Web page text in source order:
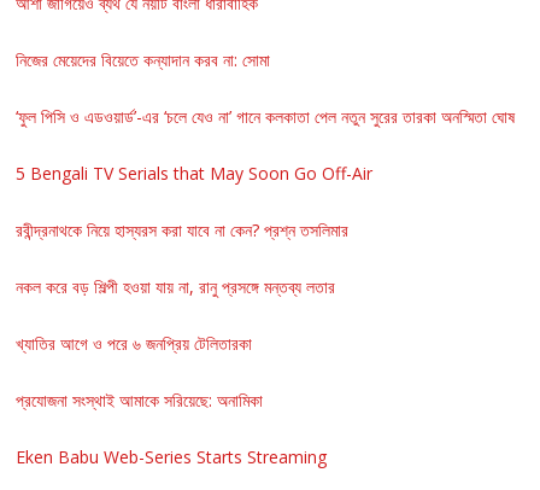
নিজের মেয়েদের বিয়েতে কন্যাদান করব না: সোমা
‘ফুল পিসি ও এডওয়ার্ড’-এর ‘চলে যেও না’ গানে কলকাতা পেল নতুন সুরের তারকা অনস্মিতা ঘোষ
5 Bengali TV Serials that May Soon Go Off-Air
রবীন্দ্রনাথকে নিয়ে হাস্যরস করা যাবে না কেন? প্রশ্ন তসলিমার
নকল করে বড় শিল্পী হওয়া যায় না, রানু প্রসঙ্গে মন্তব্য লতার
খ্যাতির আগে ও পরে ৬ জনপ্রিয় টেলিতারকা
প্রযোজনা সংস্থাই আমাকে সরিয়েছে: অনামিকা
Eken Babu Web-Series Starts Streaming